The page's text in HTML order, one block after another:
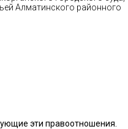
Алматинского районного
эти правоотношения.